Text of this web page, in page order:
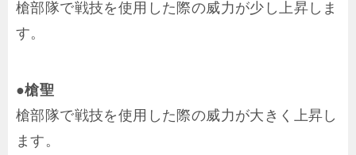
槍部隊で戦技を使用した際の威力が少し上昇しま
す。
●槍聖
槍部隊で戦技を使用した際の威力が大きく上昇し
ます。